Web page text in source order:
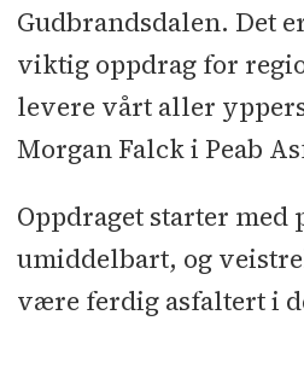
Gudbrandsdalen. Det
viktig oppdrag for
levere vårt aller
Morgan Falck i Peab
Oppdraget starter med
umiddelbart, og
være ferdig asfaltert i